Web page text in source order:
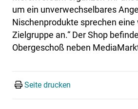
um ein unverwechselbares
Nischenprodukte sprechen eine
Zielgruppe an.“ Der Shop
Obergeschoß neben
Seite drucken